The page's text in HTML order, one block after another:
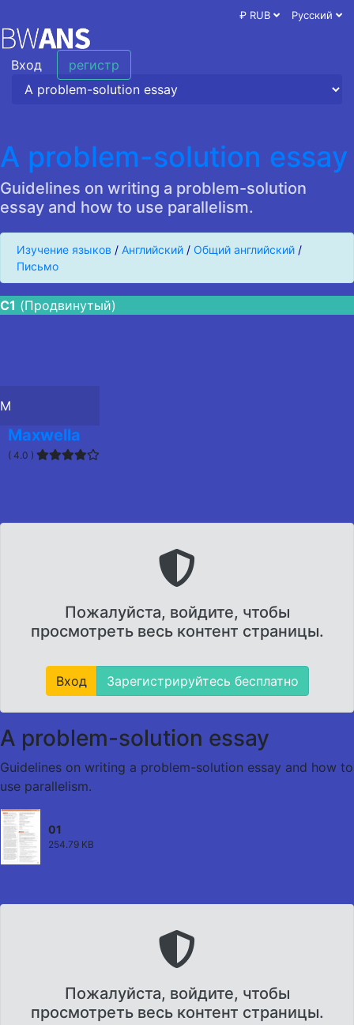
₽ RUB Русский
Вход регистр
A problem-solution essay
Guidelines on writing a problem-solution
essay and how to use parallelism.
Изучение языков / Английский / Общий английский /
Письмо
C1 (Продвинутый)
M
Maxwella
( 4.0 )
Пожалуйста, войдите, чтобы
просмотреть весь контент страницы.
Вход Зарегистрируйтесь бесплатно
A problem-solution essay
Guidelines on writing a problem-solution essay and how to
use parallelism.
01
254.79 KB
Пожалуйста, войдите, чтобы
просмотреть весь контент страницы.